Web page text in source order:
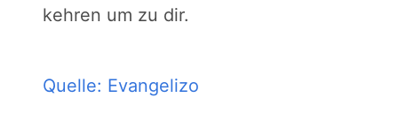
kehren um zu dir.
Quelle: Evangelizo